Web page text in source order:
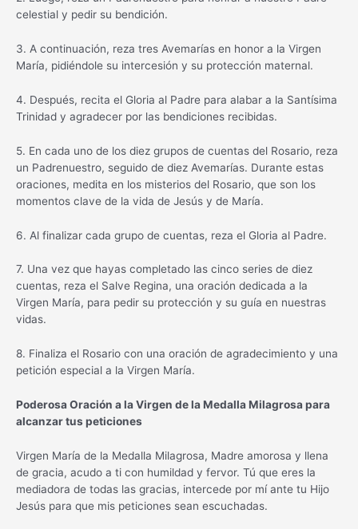
celestial y pedir su bendición.
3. A continuación, reza tres Avemarías en honor a la Virgen
María, pidiéndole su intercesión y su protección maternal.
4. Después, recita el Gloria al Padre para alabar a la Santísima
Trinidad y agradecer por las bendiciones recibidas.
5. En cada uno de los diez grupos de cuentas del Rosario, reza
un Padrenuestro, seguido de diez Avemarías. Durante estas
oraciones, medita en los misterios del Rosario, que son los
momentos clave de la vida de Jesús y de María.
6. Al finalizar cada grupo de cuentas, reza el Gloria al Padre.
7. Una vez que hayas completado las cinco series de diez
cuentas, reza el Salve Regina, una oración dedicada a la
Virgen María, para pedir su protección y su guía en nuestras
vidas.
8. Finaliza el Rosario con una oración de agradecimiento y una
petición especial a la Virgen María.
Poderosa Oración a la Virgen de la Medalla Milagrosa para
alcanzar tus peticiones
Virgen María de la Medalla Milagrosa, Madre amorosa y llena
de gracia, acudo a ti con humildad y fervor. Tú que eres la
mediadora de todas las gracias, intercede por mí ante tu Hijo
Jesús para que mis peticiones sean escuchadas.